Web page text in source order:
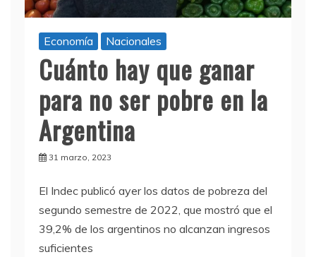
Economía Nacionales
Cuánto hay que ganar
para no ser pobre en la
Argentina
31 marzo, 2023
El Indec publicó ayer los datos de pobreza del
segundo semestre de 2022, que mostró que el
39,2% de los argentinos no alcanzan ingresos
suficientes